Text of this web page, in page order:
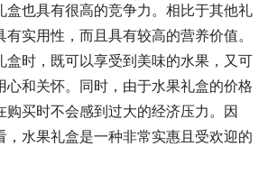
盒也具有很高的竞争力。相比于其他礼
实用性，而且具有较高的营养价值。
盒时，既可以享受到美味的水果，又可
心和关怀。同时，由于水果礼盒的价格
购买时不会感到过大的经济压力。因
，水果礼盒是一种非常实惠且受欢迎的